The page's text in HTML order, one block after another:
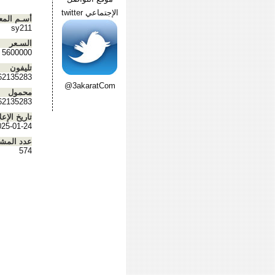
أسـم
sy211
السـعر
5600000
تليفون
محمول
تاريخ
01-24
عدد
574
الإجتماعي twitter
@3akaratCom